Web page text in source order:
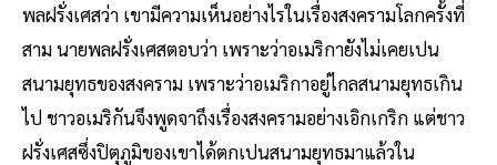
พลฝรั่งเศสว่า เขามีความเห็นอย่างไรในเรื่องสงครามโลกครั้งที่
สาม นายพลฝรั่งเศสตอบว่า เพราะว่าอเมริกายังไม่เคยเปน
สนามยุทธของสงคราม เพราะว่าอเมริกาอยู่ไกลสนามยุทธเกิน
ไป ชาวอเมริกันจึงพูดจาถึงเรื่องสงครามอย่างเอิกเกริก แต่ชาว
ฝรั่งเศสซึ่งปิตุภูมิของเขาได้ตกเปนสนามยุทธมาแล้วใน